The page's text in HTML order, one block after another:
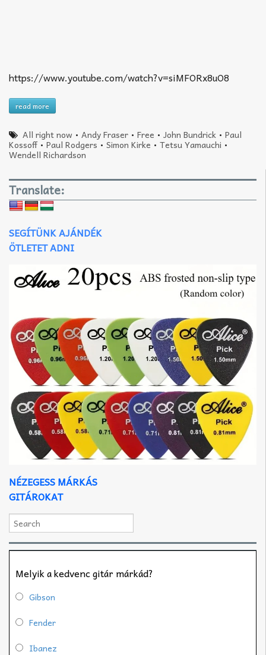
https://www.youtube.com/watch?v=siMFORx8uO8
read more
All right now •Andy Fraser •Free •John Bundrick •Paul
Kossoff•Paul Rodgers• Simon Kirke • Tetsu Yamauchi •
Wendell Richardson
Translate:
SEGÍTÜNK AJÁNDÉK
ÖTLETET ADNI
NÉZEGESS MÁRKÁS
GITÁROKAT
Melyik a kedvenc gitár márkád?
Gibson
Fender
Ibanez